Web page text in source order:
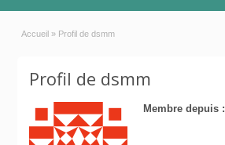
Accueil » Profil de dsmm
Profil de dsmm
Membre depuis :